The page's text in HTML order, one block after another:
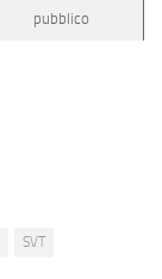
pubblico
SVT